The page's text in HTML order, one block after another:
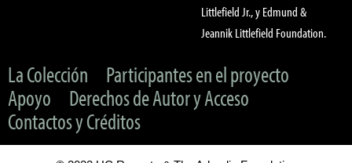
Littlefield Jr., y Edmund &
Jeannik Littlefield Foundation.
La Colección
Participantes en el proyecto
Apoyo
Derechos de Autor y Acceso
Contactos y Créditos